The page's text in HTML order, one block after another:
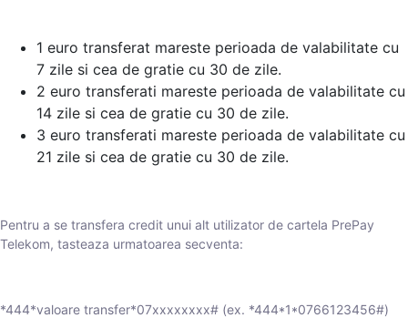
1 euro transferat mareste perioada de valabilitate cu
7 zile si cea de gratie cu 30 de zile.
2 euro transferati mareste perioada de valabilitate cu
14 zile si cea de gratie cu 30 de zile.
3 euro transferati mareste perioada de valabilitate cu
21 zile si cea de gratie cu 30 de zile.
Pentru a se transfera credit unui alt utilizator de cartela PrePay
Telekom, tasteaza urmatoarea secventa:
*444*valoare transfer*07xxxxxxxx# (ex. *444*1*0766123456#)